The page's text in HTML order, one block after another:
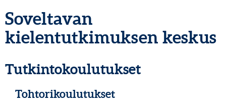
Soveltavan
kielentutkimuksen keskus
Tutkintokoulutukset
Tohtorikoulutukset